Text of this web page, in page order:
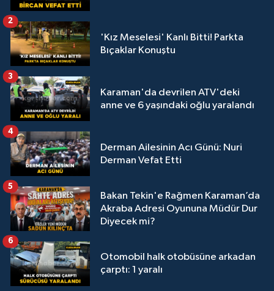
'Kız Meselesi' Kanlı Bitti! Parkta
Bıçaklar Konuştu
2
Karaman'da devrilen ATV'deki
anne ve 6 yaşındaki oğlu yaralandı
3
Derman Ailesinin Acı Günü: Nuri
Derman Vefat Etti
4
Bakan Tekin'e Rağmen Karaman’da
Akraba Adresi Oyununa Müdür Dur
Diyecek mi?
5
Otomobil halk otobüsüne arkadan
çarptı: 1 yaralı
6